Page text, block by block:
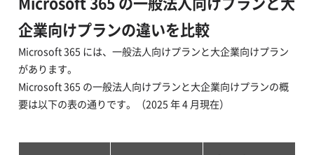
企業向けプランの違いを比較
Microsoft 365 には、一般法人向けプランと大企業向けプラン
があります。
Microsoft 365 の一般法人向けプランと大企業向けプランの概
要は以下の表の通りです。（2025 年 4 月現在）